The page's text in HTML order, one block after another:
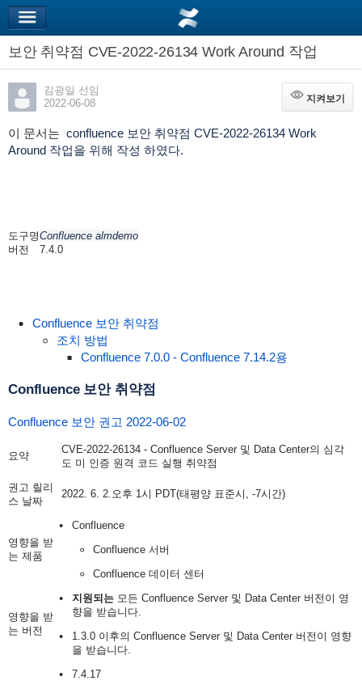
보안 취약점 CVE-2022-26134 Work Around 작업
김광일 선임
2022-06-08
지켜보기
지켜보기
이 문서는 confluence 보안 취약점 CVE-2022-26134 Work
Around 작업을 위해 작성 하였다.
도구명Confluence almdemo
버전
7.4.0
Confluence 보안 취약점
조치 방법
Confluence 7.0.0 - Confluence 7.14.2용
Confluence 보안 취약점
Confluence 보안 권고 2022-06-02
요약
CVE-2022-26134 - Confluence Server 및 Data Center의 심각
도 미 인증 원격 코드 실행 취약점
권고 릴리
스 날짜
2022. 6. 2.오후 1시 PDT(태평양 표준시, -7시간)
영향을 받
는 제품
Confluence
Confluence 서버
Confluence 데이터 센터
영향을 받
는 버전
지원되는 모든 Confluence Server 및 Data Center 버전이 영
향을 받습니다.
1.3.0 이후의 Confluence Server 및 Data Center 버전이 영향
을 받습니다.
7.4.17